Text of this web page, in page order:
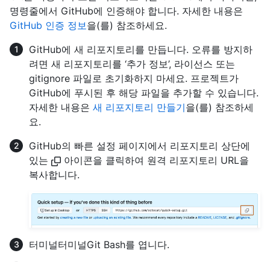
명령줄에서 GitHub에 인증해야 합니다. 자세한 내용은
GitHub 인증 정보 을(를) 참조하세요.
GitHub에 새 리포지토리를 만듭니다. 오류를 방지하
려면 새 리포지토리를 ‘추가 정보’, 라이선스 또는
gitignore 파일로 초기화하지 마세요. 프로젝트가
GitHub에 푸시된 후 해당 파일을 추가할 수 있습니다.
자세한 내용은 새 리포지토리 만들기을(를) 참조하세
요.
GitHub의 빠른 설정 페이지에서 리포지토리 상단에
있는
아이콘을 클릭하여 원격 리포지토리 URL을
복사합니다.
터미널터미널Git Bash를 엽니다.